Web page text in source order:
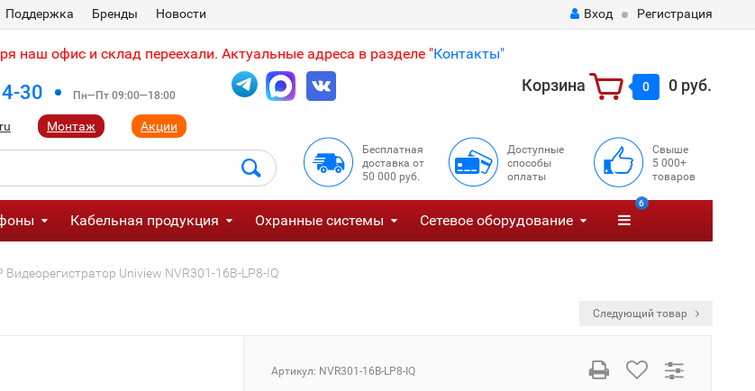
Поддержка Бренды Новости Вход Регистрация
наш офис и склад переехали. Актуальные адреса в разделе "Контакты"
30 Пн—Пт 09:00—18:00
Монтаж Акции
Корзина 0 0 руб.
Бесплатная
доставка от
50 000 руб.
Доступные
способы
оплаты
Свыше
5 000+
товаров
Кабельная продукция Охранные системы Сетевое оборудование
6
Видеорегистратор Uniview NVR301-16B-LP8-IQ
Следующий товар
Артикул: NVR301-16B-LP8-IQ